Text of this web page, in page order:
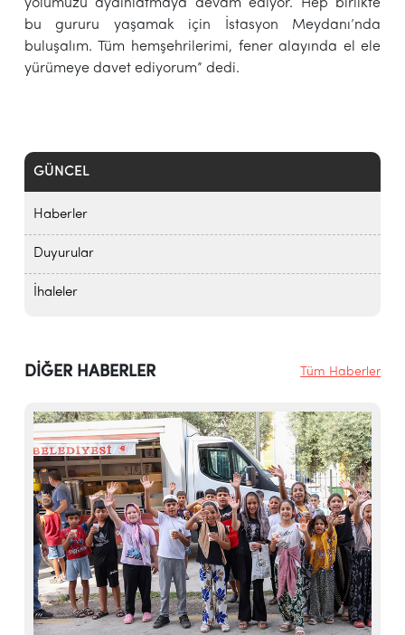
GÜNCEL
Haberler
Duyurular
İhaleler
yolumuzu aydınlatmaya devam ediyor. Hep birlikte
bu gururu yaşamak için İstasyon Meydanı’nda
buluşalım. Tüm hemşehrilerimi, fener alayında el ele
yürümeye davet ediyorum” dedi.
DİĞER HABERLER Tüm Haberler